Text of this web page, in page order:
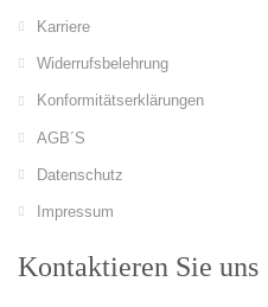
Karriere
Widerrufsbelehrung
Konformitätserklärungen
AGB´S
Datenschutz
Impressum
Kontaktieren Sie uns